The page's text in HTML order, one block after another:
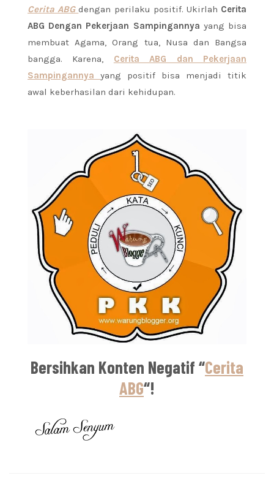
Cerita ABGdengan perilaku positif. Ukirlah Cerita
ABG Dengan Pekerjaan Sampingannya yang bisa
membuat Agama, Orang tua, Nusa dan Bangsa
bangga. Karena, Cerita ABG dan Pekerjaan
Sampingannya yang positif bisa menjadi titik
awal keberhasilan dari kehidupan.
Bersihkan Konten Negatif “Cerita
ABG“!